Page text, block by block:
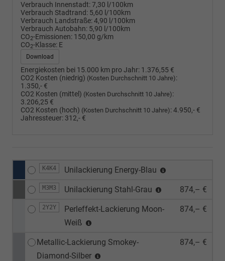
Verbrauch Innenstadt:7,30 l/100km
Verbrauch Stadtrand: 5,60 l/100km
Verbrauch Landstraße:4,90 l/100km
Verbrauch Autobahn: 5,90 l/100km
CO2-Emissionen: 150,00 g/km
CO2-Klasse: E
Download
Energiekosten bei 15.000 km pro Jahr: 1.376,55 €
CO2 Kosten (niedrig) (Kosten Durchschnitt 10 Jahre):
1.350,- €
CO2 Kosten (mittel) (Kosten Durchschnitt 10 Jahre):
3.206,25 €
CO2 Kosten (hoch) (Kosten Durchschnitt 10 Jahre):4.950,- €
Jahressteuer: 312,- €
K4K4 Unilackierung Energy-Blau
M3M3 Unilackierung Stahl-Grau 874,– €
2Y2Y
Perleffekt-Lackierung Moon-
Weiß
874,– €
Metallic-Lackierung Smokey-
Diamond-Silber
874,– €